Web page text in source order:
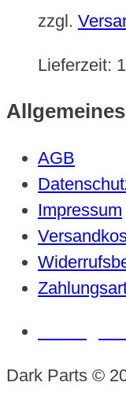
zzgl.
Lieferzeit:
Allgemeines
AGB
Impressum
Dark Parts ©